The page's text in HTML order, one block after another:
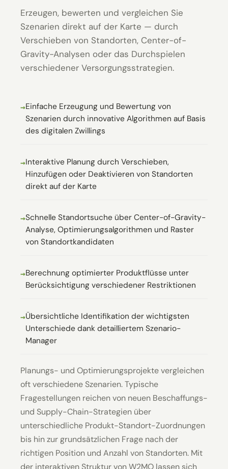
Erzeugen, bewerten und vergleichen Sie
Szenarien direkt auf der Karte — durch
Verschieben von Standorten, Center-of-
Gravity-Analysen oder das Durchspielen
verschiedener Versorgungsstrategien.
Einfache Erzeugung und Bewertung von
Szenarien durch innovative Algorithmen auf Basis
des digitalen Zwillings
Interaktive Planung durch Verschieben,
Hinzufügen oder Deaktivieren von Standorten
direkt auf der Karte
Schnelle Standortsuche über Center-of-Gravity-
Analyse, Optimierungsalgorithmen und Raster
von Standortkandidaten
Berechnung optimierter Produktflüsse unter
Berücksichtigung verschiedener Restriktionen
Übersichtliche Identifikation der wichtigsten
Unterschiede dank detailliertem Szenario-
Manager
Planungs- und Optimierungsprojekte vergleichen
oft verschiedene Szenarien. Typische
Fragestellungen reichen von neuen Beschaffungs-
und Supply-Chain-Strategien über
unterschiedliche Produkt-Standort-Zuordnungen
bis hin zur grundsätzlichen Frage nach der
richtigen Position und Anzahl von Standorten. Mit
der interaktiven Struktur von W2MO lassen sich